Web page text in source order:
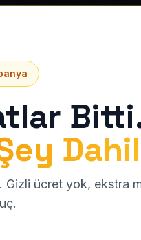
Gizli ücret yok, ekstra